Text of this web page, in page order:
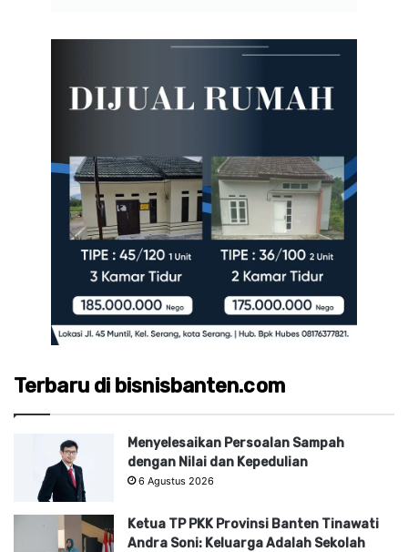
Terbaru di bisnisbanten.com
Menyelesaikan Persoalan Sampah
dengan Nilai dan Kepedulian
6 Agustus 2026
Ketua TP PKK Provinsi Banten Tinawati
Andra Soni: Keluarga Adalah Sekolah